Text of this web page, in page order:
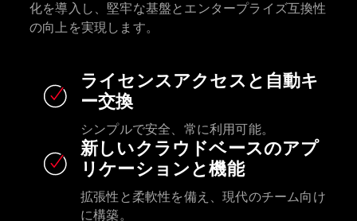
化を導入し、堅牢な基盤とエンタープライズ互換性
の向上を実現します。
ライセンスアクセスと自動キ
ー交換
シンプルで安全、常に利用可能。
新しいクラウドベースのアプ
リケーションと機能
拡張性と柔軟性を備え、現代のチーム向け
に構築。